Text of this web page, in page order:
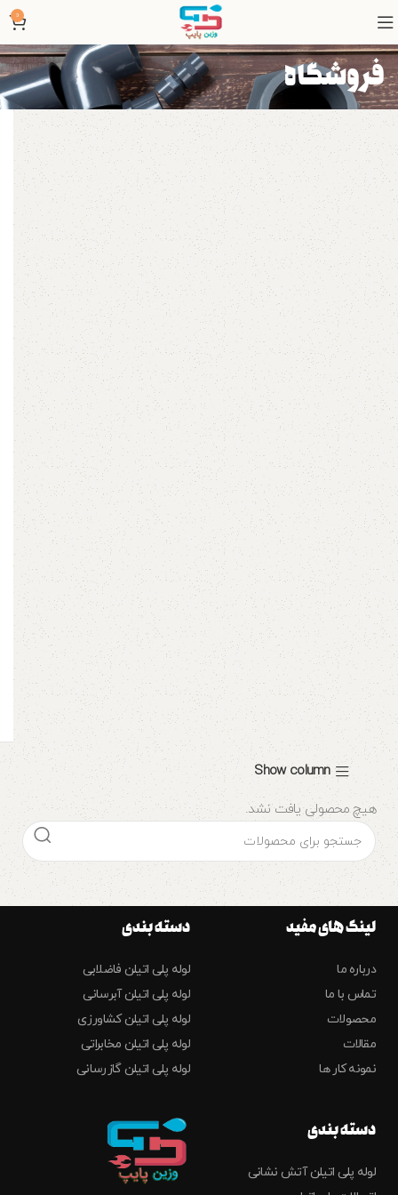
0
فروشگاه
Show column
هیچ محصولی یافت نشد.
لینک های مفید
درباره ما
تماس با ما
محصولات
مقالات
نمونه کار ها
دسته بندی
لوله پلی اتیلن فاضلابی
لوله پلی اتیلن آبرسانی
لوله پلی اتیلن کشاورزی
لوله پلی اتیلن مخابراتی
لوله پلی اتیلن گازرسانی
دسته بندی
لوله پلی اتیلن آتش نشانی